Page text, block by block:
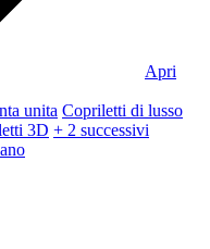
Apri
unita Copriletti di lusso
3D + 2 successivi